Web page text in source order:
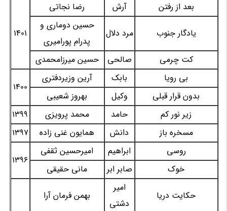
بعد از رفتن
آرش رضا نجاتی
1401 یادگار جنوب مرد دلال
حسین دوماری و
پدرام پورامیری
کت چرمی
صالحی
حسین میرزامحمدی
بی رویا
بابک آرین وزیردفتری
1400
بدون قرار قبلی وکیل
بهروز شعیبی
زیر نور کم
حامد محمد پرویزی
1399
مسخره باز
دانش همایون غنی زاده
1397
روسی
ابراهیم امیرحسین ثقفی
1396
خوک صابر ابر مانی حقیقی
حکایت دریا
امیر
دشتی
بهمن فرمان آرا